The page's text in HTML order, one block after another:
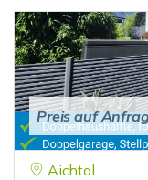
Preis auf
Aichtal